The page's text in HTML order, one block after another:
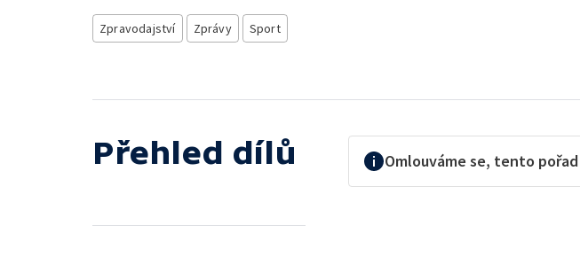
Zpravodajství Zprávy Sport
Přehled dílů Omlouváme se, tento